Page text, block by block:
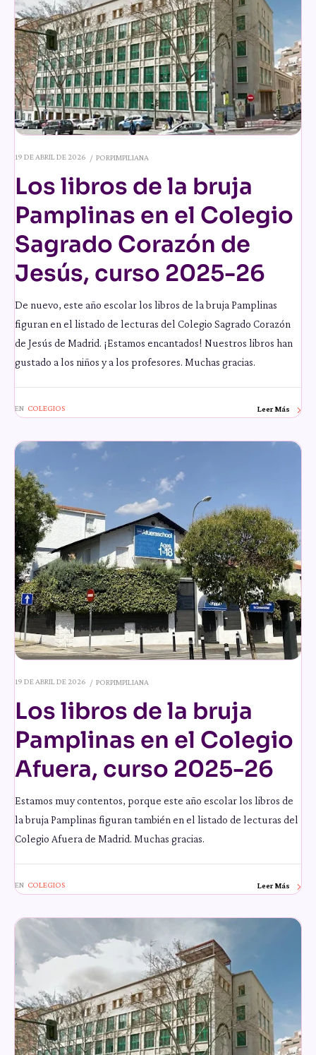
19 DE ABRIL DE 2026 PORPIMPILIANA
Los libros de la bruja
Pamplinas en el Colegio
Sagrado Corazón de
Jesús, curso 2025-26
De nuevo, este año escolar los libros de la bruja Pamplinas
figuran en el listado de lecturas del Colegio Sagrado Corazón
de Jesús de Madrid. ¡Estamos encantados! Nuestros libros han
gustado a los niños y a los profesores. Muchas gracias.
EN COLEGIOS Leer Más
19 DE ABRIL DE 2026 PORPIMPILIANA
Los libros de la bruja
Pamplinas en el Colegio
Afuera, curso 2025-26
Estamos muy contentos, porque este año escolar los libros de
la bruja Pamplinas figuran también en el listado de lecturas del
Colegio Afuera de Madrid. Muchas gracias.
EN COLEGIOS Leer Más